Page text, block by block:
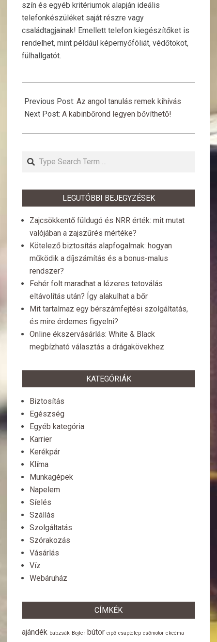
szín és egyéb kritériumok alapján ideális
telefonkészüléket saját részre vagy
családtagjainak! Emellett telefon kiegészítőket is
rendelhet, mint például képernyőfóliát, védőtokot,
fülhallgatót.
12-
07
Previous Post: Az angol tanulás remek kihívás
Next Post: A kabinbőrönd legyen bővíthető!
Search
LEGUTÓBBI BEJEGYZÉSEK
Zajcsökkentő füldugó és NRR érték: mit mutat
valójában a zajszűrés mértéke?
Kötelező biztosítás alapfogalmak: hogyan
működik a díjszámítás és a bonus-malus
rendszer?
Fehér folt maradhat a lézeres tetoválás
eltávolítás után? Így alakulhat a bőr
Mit tartalmaz egy bérszámfejtési szolgáltatás,
és mire érdemes figyelni?
Online ékszervásárlás: White & Black
megbízható választás a drágakövekhez
KATEGÓRIÁK
Biztosítás
Egészség
Egyéb kategória
Karrier
Kerékpár
Klíma
Munkagépek
Napelem
Síelés
Szállás
Szolgáltatás
Szórakozás
Vásárlás
Víz
Webáruház
CÍMKÉK
ajándék babzsák Bojler bútor cipő csaptelep csőmotor ekcéma